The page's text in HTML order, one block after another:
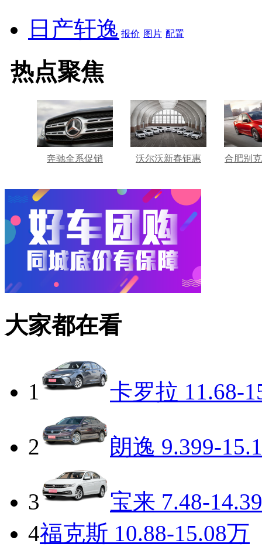
日产轩逸 报价 图片 配置
热点聚焦
奔驰全系促销 沃尔沃新春钜惠 合肥别
大家都在看
1 卡罗拉 11.68-
2 朗逸 9.399-
3 宝来 7.48-
4福克斯 10.88-15.08万